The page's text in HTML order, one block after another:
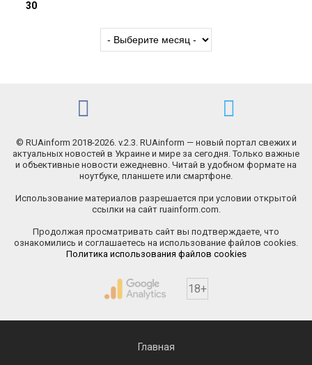
30
© RUAinform 2018-2026. v.2.3. RUAinform — новый портал свежих и
актуальных новостей в Украине и мире за сегодня. Только важные
и объективные новости ежедневно. Читай в удобном формате на
ноутбуке, планшете или смартфоне.
Использование материалов разрешается при условии открытой
ссылки на сайт ruainform.com.
Продолжая просматривать сайт вы подтверждаете, что
ознакомились и соглашаетесь на использование файлов cookies.
Политика использования файлов cookies
18+
Главная